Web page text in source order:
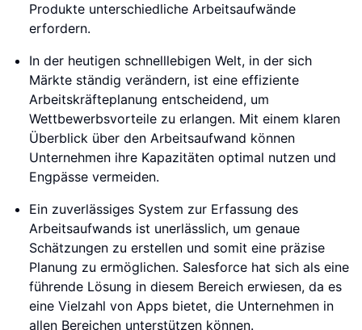
Produkte unterschiedliche Arbeitsaufwände
erfordern.
In der heutigen schnelllebigen Welt, in der sich
Märkte ständig verändern, ist eine effiziente
Arbeitskräfteplanung entscheidend, um
Wettbewerbsvorteile zu erlangen. Mit einem klaren
Überblick über den Arbeitsaufwand können
Unternehmen ihre Kapazitäten optimal nutzen und
Engpässe vermeiden.
Ein zuverlässiges System zur Erfassung des
Arbeitsaufwands ist unerlässlich, um genaue
Schätzungen zu erstellen und somit eine präzise
Planung zu ermöglichen. Salesforce hat sich als eine
führende Lösung in diesem Bereich erwiesen, da es
eine Vielzahl von Apps bietet, die Unternehmen in
allen Bereichen unterstützen können.